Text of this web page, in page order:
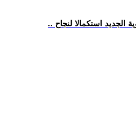
الجديد استكمالا لنجاح